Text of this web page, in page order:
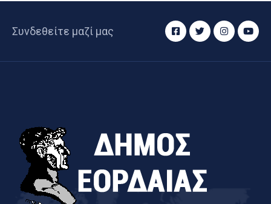
Συνδεθείτε μαζί μας